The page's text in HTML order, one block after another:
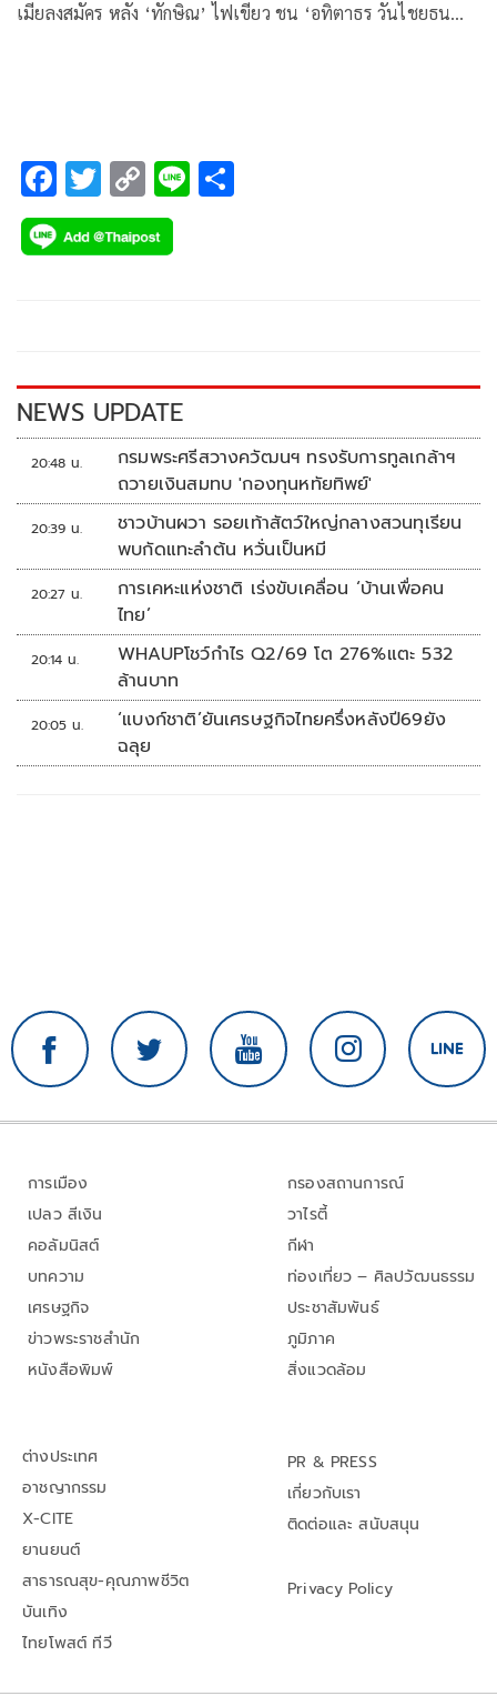
เมียลงสมัคร หลัง ‘ทักษิณ’ ไฟเขียว ชน ‘อทิตาธร วันไชยธน
F
ac
e
k
T
wi
tt
C
o
p
k
Li
NEWS UPDATE
20:48 น.
กรมพระศรีสวางควัฒนฯ ทรงรับการทูลเกล้าฯ
ถวายเงินสมทบ 'กองทุนหทัยทิพย์'
20:39 น.
ชาวบ้านผวา รอยเท้าสัตว์ใหญ่กลางสวนทุเรียน
พบกัดแทะลำต้น หวั่นเป็นหมี
20:27 น.
การเคหะแห่งชาติ เร่งขับเคลื่อน ‘บ้านเพื่อคน
ไทย’
20:14 น.
WHAUPโชว์กำไร Q2/69 โต 276%แตะ 532
ล้านบาท
20:05 น.
‘แบงก์ชาติ’ยันเศรษฐกิจไทยครึ่งหลังปี69ยัง
ฉลุย
การเมือง
เปลว สีเงิน
คอลัมนิสต์
บทความ
เศรษฐกิจ
ข่าวพระราชสำนัก
หนังสือพิมพ์
กรองสถานการณ์
วาไรตี้
กีฬา
ท่องเที่ยว – ศิลปวัฒนธรรม
ประชาสัมพันธ์
ภูมิภาค
สิ่งแวดล้อม
ต่างประเทศ
อาชญากรรม
X-CITE
ยานยนต์
สาธารณสุข-คุณภาพชีวิต
บันเทิง
ไทยโพสต์ ทีวี
PR & PRESS
เกี่ยวกับเรา
ติดต่อและ สนับสนุน
Privacy Policy